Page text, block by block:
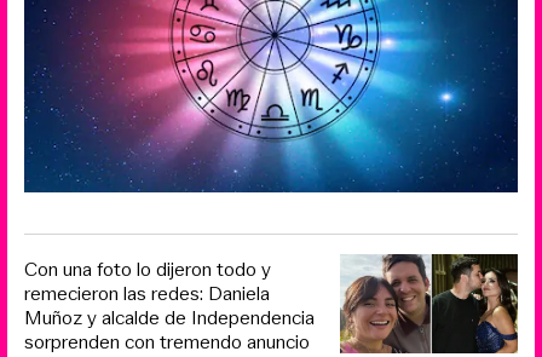
Con una foto lo dijeron todo y
remecieron las redes: Daniela
Muñoz y alcalde de Independencia
sorprenden con tremendo anuncio